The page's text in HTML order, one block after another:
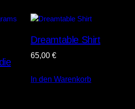
Dreamtable Shirt
65,00€
In den Warenkorb